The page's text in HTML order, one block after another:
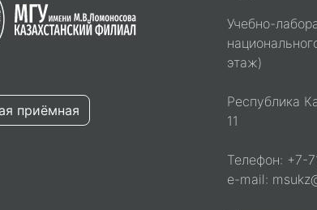
приёмная
Учебно-
этаж)
Республика
11
Телефон: +7-
e-mail: